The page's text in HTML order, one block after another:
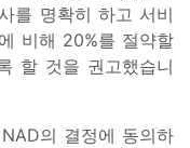
를 명확히 하고 서비
비해 20%를 절약할
할 것을 권고했습니
의 결정에 동의하